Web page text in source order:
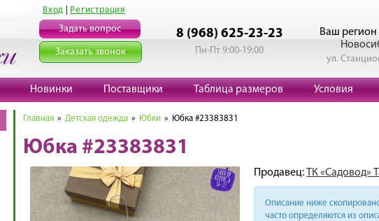
Вход Регистрация
Задать вопрос
Заказать звонок
8 (968) 625-23-23
Пн-Пт 9:00-19:00
Ваш регион
ул.
Новинки Поставщики Таблица размеров Условия
Главная » Детская одежда » Юбки » Юбка #23383831
Юбка #23383831
Продавец:ТК «Садовод»
Описание ниже
часто определяются из